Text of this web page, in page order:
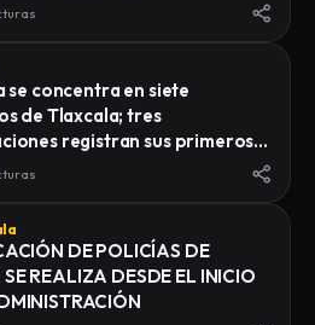
se concentra en siete
de Tlaxcala; tres
registran sus primeros
de 2026
DE POLICÍAS DE
REALIZA DESDE EL INICIO